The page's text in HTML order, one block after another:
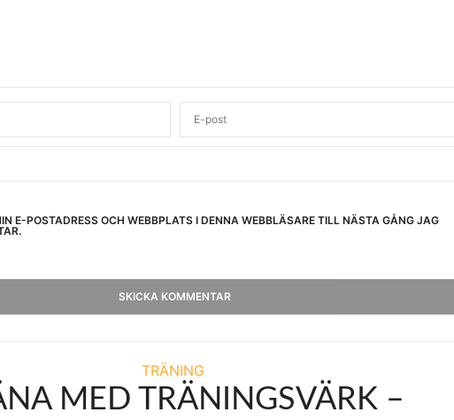
E-POSTADRESS OCH WEBBPLATS I DENNA WEBBLÄSARE TILL NÄSTA GÅNG JAG
TRÄNING
MED TRÄNINGSVÄRK –